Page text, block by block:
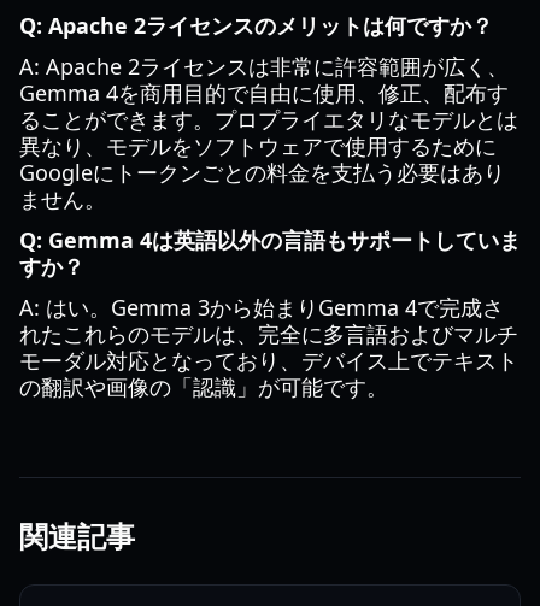
Q: Apache 2ライセンスのメリットは何ですか？
A: Apache 2ライセンスは非常に許容範囲が広く、
Gemma 4を商用目的で自由に使用、修正、配布す
ることができます。プロプライエタリなモデルとは
異なり、モデルをソフトウェアで使用するために
Googleにトークンごとの料金を支払う必要はあり
ません。
Q: Gemma 4は英語以外の言語もサポートしていま
すか？
A: はい。Gemma 3から始まりGemma 4で完成さ
れたこれらのモデルは、完全に多言語およびマルチ
モーダル対応となっており、デバイス上でテキスト
の翻訳や画像の「認識」が可能です。
関連記事